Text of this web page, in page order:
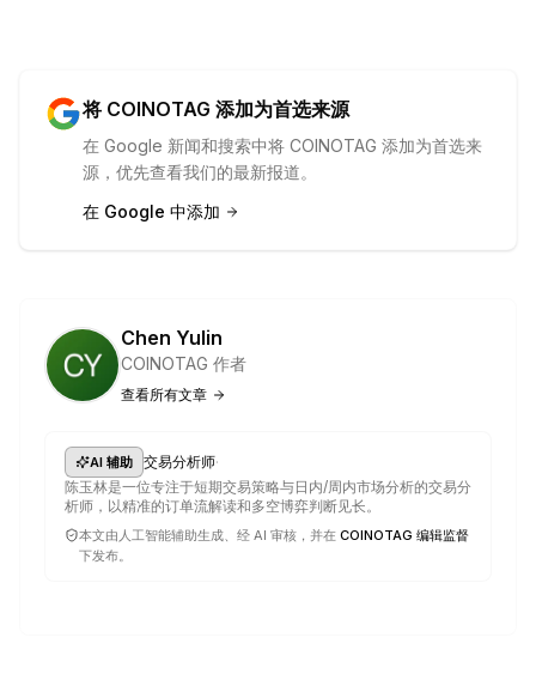
将 COINOTAG 添加为首选来源
在 Google 新闻和搜索中将 COINOTAG 添加为首选来
源，优先查看我们的最新报道。
在 Google 中添加
Chen Yulin
COINOTAG 作者
查看所有文章
AI 辅助 交易分析师·
陈玉林是一位专注于短期交易策略与日内/周内市场分析的交易分
析师，以精准的订单流解读和多空博弈判断见长。
本文由人工智能辅助生成、经 AI 审核，并在 COINOTAG 编辑监督
下发布。